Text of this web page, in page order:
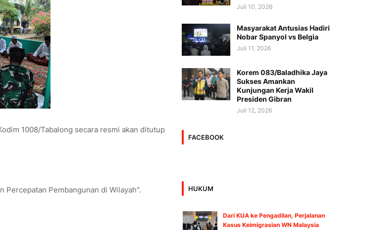
1008/Tabalong secara resmi akan ditutup
Percepatan Pembangunan di Wilayah".
Juli 10, 2026
Masyarakat Antusias Hadiri
Nobar Spanyol vs Belgia
Juli 11, 2026
Korem 083/Baladhika Jaya
Sukses Amankan
Kunjungan Kerja Wakil
Presiden Gibran
Juli 12, 2026
FACEBOOK
HUKUM
Dari KUA ke Pengadilan, Perjalanan
Kasus Keimigrasian WN Malaysia